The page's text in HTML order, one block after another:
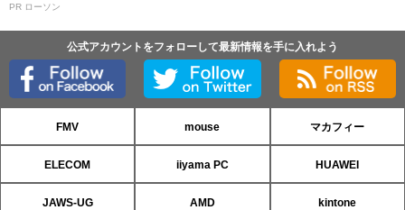
PR ローソン
公式アカウントをフォローして最新情報を手に入れよう
FMV mouse マカフィー
ELECOM iiyama PC HUAWEI
JAWS-UG AMD kintone